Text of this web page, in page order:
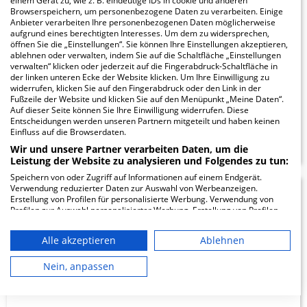
Tiefenbrunn
Tiefenbrunn _
37124 Rosdorf
ZUM PROFIL
Krankenhaus
Johanneum
Feldstrasse 1
27793 Wildeshausen
Browserspeichern, um personenbezogene Daten zu verarbeiten. Einige
Anbieter verarbeiten Ihre personenbezogenen Daten möglicherweise
aufgrund eines berechtigten Interesses. Um dem zu widersprechen,
öffnen Sie die „Einstellungen“. Sie können Ihre Einstellungen akzeptieren,
ablehnen oder verwalten, indem Sie auf die Schaltfläche „Einstellungen
verwalten“ klicken oder jederzeit auf die Fingerabdruck-Schaltfläche in
der linken unteren Ecke der Website klicken. Um Ihre Einwilligung zu
widerrufen, klicken Sie auf den Fingerabdruck oder den Link in der
Fußzeile der Website und klicken Sie auf den Menüpunkt „Meine Daten“.
Auf dieser Seite können Sie Ihre Einwilligung widerrufen. Diese
Entscheidungen werden unseren Partnern mitgeteilt und haben keinen
Einfluss auf die Browserdaten.
Wir und unsere Partner verarbeiten Daten, um die
Leistung der Website zu analysieren und Folgendes zu tun:
Speichern von oder Zugriff auf Informationen auf einem Endgerät.
Verwendung reduzierter Daten zur Auswahl von Werbeanzeigen.
Erstellung von Profilen für personalisierte Werbung. Verwendung von
Profilen zur Auswahl personalisierter Werbung. Erstellung von Profilen
personalisierter Inhalte. Messung der Werbeleistung. Messung der
Performance von Inhalten. Analyse von Zielgruppen durch Statistiken
oder Kombinationen von Daten aus verschiedenen Quellen. Entwicklung
und Verbesserung der Angebote. Verwendung reduzierter Daten zur
Auswahl von Inhalten.
Alle akzeptieren
Ablehnen
Nein, anpassen